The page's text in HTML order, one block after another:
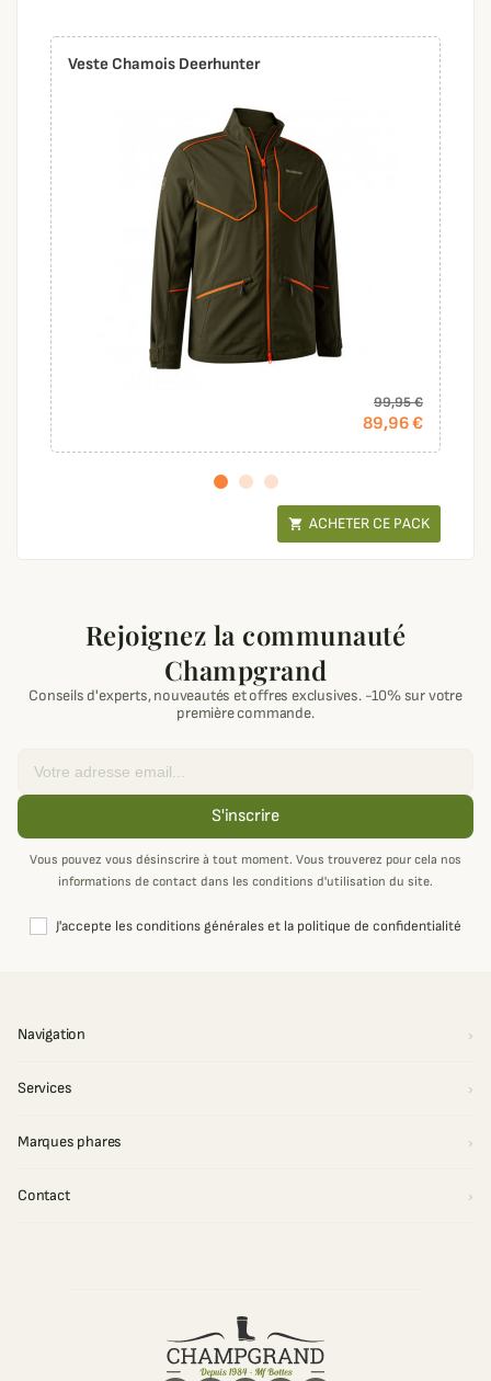
Veste Chamois Deerhunter
99,95 €
89,96 €
 ACHETER CE PACK
Rejoignez la communauté
Champgrand
Conseils d'experts, nouveautés et offres exclusives. -10% sur votre
première commande.
S'inscrire
Vous pouvez vous désinscrire à tout moment. Vous trouverez pour cela nos
informations de contact dans les conditions d'utilisation du site.
J'accepte les conditions générales et la politique de confidentialité
Navigation
Services
Marques phares
Contact